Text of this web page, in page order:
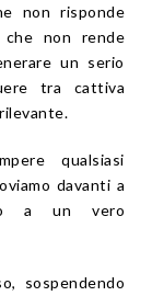
non risponde
che non rende
un serio
tra cattiva
qualsiasi
davanti a
o a un vero
sospendendo